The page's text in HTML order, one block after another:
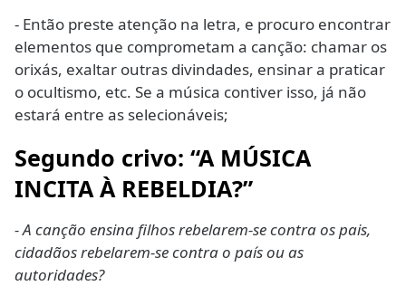
- Então preste atenção na letra, e procuro encontrar
elementos que comprometam a canção: chamar os
orixás, exaltar outras divindades, ensinar a praticar
o ocultismo, etc. Se a música contiver isso, já não
estará entre as selecionáveis;
Segundo crivo: “A MÚSICA
INCITA À REBELDIA?”
- A canção ensina filhos rebelarem-se contra os pais,
cidadãos rebelarem-se contra o país ou as
autoridades?